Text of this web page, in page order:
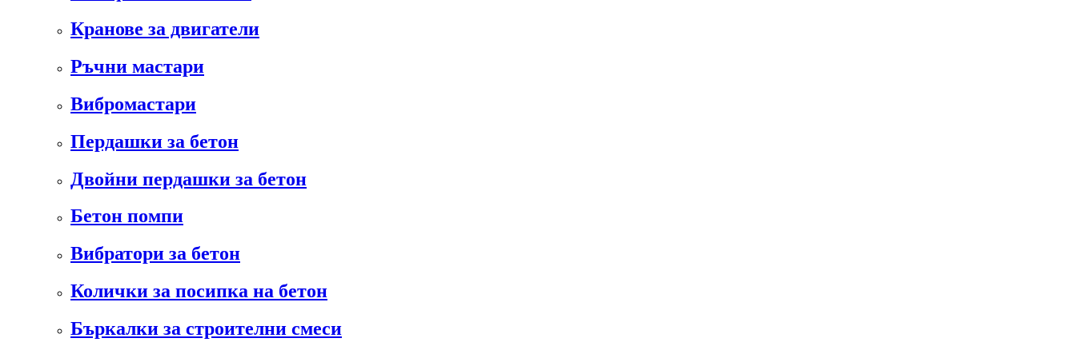
Кранове за двигатели
Ръчни мастари
Вибромастари
Пердашки за бетон
Двойни пердашки за бетон
Бетон помпи
Вибратори за бетон
Колички за посипка на бетон
Бъркалки за строителни смеси